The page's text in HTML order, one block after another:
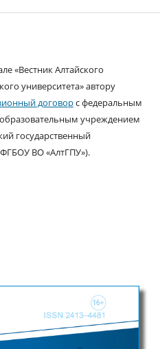
«Вестник Алтайского
университета» автору
договорс федеральным
учреждением
государственный
ВО «АлтГПУ»).